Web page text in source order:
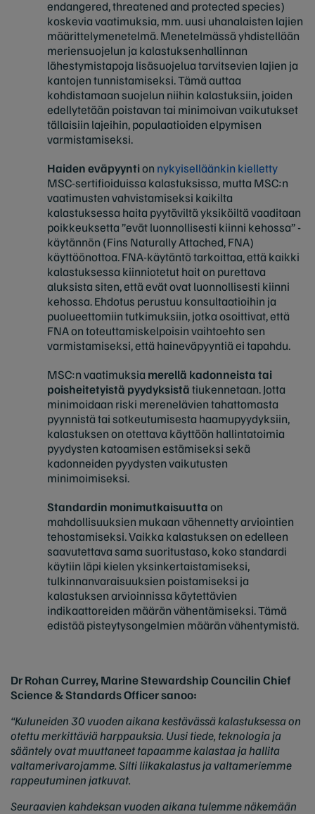
endangered, threatened and protected species)
koskevia vaatimuksia, mm. uusi uhanalaisten lajien
määrittelymenetelmä. Menetelmässä yhdistellään
meriensuojelun ja kalastuksenhallinnan
lähestymistapoja lisäsuojelua tarvitsevien lajien ja
kantojen tunnistamiseksi. Tämä auttaa
kohdistamaan suojelun niihin kalastuksiin, joiden
edellytetään poistavan tai minimoivan vaikutukset
tällaisiin lajeihin, populaatioiden elpymisen
varmistamiseksi.
Haiden eväpyyntion nykyiselläänkin kielletty
MSC-sertifioiduissa kalastuksissa, mutta MSC:n
vaatimusten vahvistamiseksi kaikilta
kalastuksessa haita pyytäviltä yksiköiltä vaaditaan
poikkeuksetta ”evät luonnollisesti kiinni kehossa” -
käytännön (Fins Naturally Attached, FNA)
käyttöönottoa. FNA-käytäntö tarkoittaa, että kaikki
kalastuksessa kiinniotetut hait on purettava
aluksista siten, että evät ovat luonnollisesti kiinni
kehossa. Ehdotus perustuu konsultaatioihin ja
puolueettomiin tutkimuksiin, jotka osoittivat, että
FNA on toteuttamiskelpoisin vaihtoehto sen
varmistamiseksi, että haineväpyyntiä ei tapahdu.
MSC:n vaatimuksia merellä kadonneista tai
poisheitetyistä pyydyksistätiukennetaan. Jotta
minimoidaan riski merenelävien tahattomasta
pyynnistä tai sotkeutumisesta haamupyydyksiin,
kalastuksen on otettava käyttöön hallintatoimia
pyydysten katoamisen estämiseksi sekä
kadonneiden pyydysten vaikutusten
minimoimiseksi.
Standardin monimutkaisuuttaon
mahdollisuuksien mukaan vähennetty arviointien
tehostamiseksi. Vaikka kalastuksen on edelleen
saavutettava sama suoritustaso, koko standardi
käytiin läpi kielen yksinkertaistamiseksi,
tulkinnanvaraisuuksien poistamiseksi ja
kalastuksen arvioinnissa käytettävien
indikaattoreiden määrän vähentämiseksi. Tämä
edistää pisteytysongelmien määrän vähentymistä.
Dr Rohan Currey, Marine Stewardship Councilin Chief
Science & Standards Officer sanoo:
“Kuluneiden 30 vuoden aikana kestävässä kalastuksessa on
otettu merkittäviä harppauksia. Uusi tiede, teknologia ja
sääntely ovat muuttaneet tapaamme kalastaa ja hallita
valtamerivarojamme. Silti liikakalastus ja valtameriemme
rappeutuminen jatkuvat.
Seuraavien kahdeksan vuoden aikana tulemme näkemään